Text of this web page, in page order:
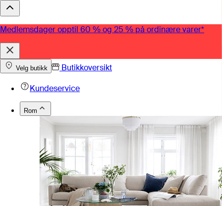
Medlemsdager opptil 60 % og 25 % på ordinære varer*
Velg butikk
Butikkoversikt
Kundeservice
Rom